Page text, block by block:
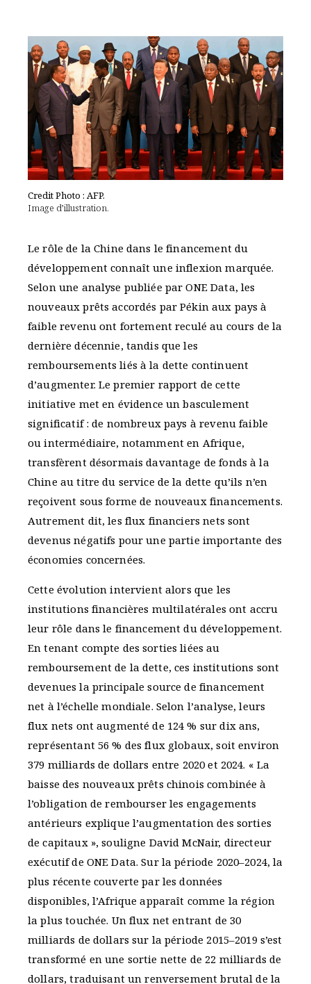
Credit Photo : AFP.
Image d’illustration.
Le rôle de la Chine dans le financement du
développement connaît une inflexion marquée.
Selon une analyse publiée par ONE Data, les
nouveaux prêts accordés par Pékin aux pays à
faible revenu ont fortement reculé au cours de la
dernière décennie, tandis que les
remboursements liés à la dette continuent
d’augmenter. Le premier rapport de cette
initiative met en évidence un basculement
significatif : de nombreux pays à revenu faible
ou intermédiaire, notamment en Afrique,
transfèrent désormais davantage de fonds à la
Chine au titre du service de la dette qu’ils n’en
reçoivent sous forme de nouveaux financements.
Autrement dit, les flux financiers nets sont
devenus négatifs pour une partie importante des
économies concernées.
Cette évolution intervient alors que les
institutions financières multilatérales ont accru
leur rôle dans le financement du développement.
En tenant compte des sorties liées au
remboursement de la dette, ces institutions sont
devenues la principale source de financement
net à l’échelle mondiale. Selon l’analyse, leurs
flux nets ont augmenté de 124 % sur dix ans,
représentant 56 % des flux globaux, soit environ
379 milliards de dollars entre 2020 et 2024. « La
baisse des nouveaux prêts chinois combinée à
l’obligation de rembourser les engagements
antérieurs explique l’augmentation des sorties
de capitaux », souligne David McNair, directeur
exécutif de ONE Data. Sur la période 2020–2024, la
plus récente couverte par les données
disponibles, l’Afrique apparaît comme la région
la plus touchée. Un flux net entrant de 30
milliards de dollars sur la période 2015–2019 s’est
transformé en une sortie nette de 22 milliards de
dollars, traduisant un renversement brutal de la